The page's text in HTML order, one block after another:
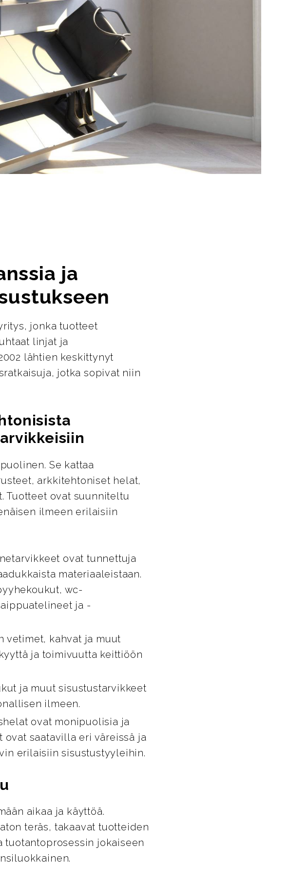
ja
jonka tuotteet
linjat ja
lähtien keskittynyt
jotka sopivat niin
Se kattaa
arkkitehtoniset helat,
Tuotteet ovat suunniteltu
ilmeen erilaisiin
ovat tunnettuja
materiaaleistaan.
wc-
ja -
vetimet, kahvat ja muut
ja toimivuutta keittiöön
ja muut sisustustarvikkeet
ilmeen.
ovat monipuolisia ja
saatavilla eri väreissä ja
erilaisiin sisustustyyleihin.
aikaa ja käyttöä.
teräs, takaavat tuotteiden
tuotantoprosessin jokaiseen